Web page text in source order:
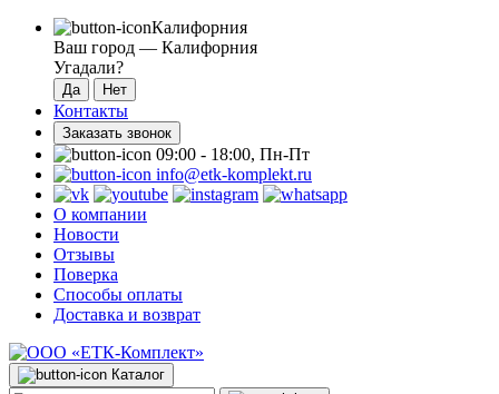
Калифорния
Ваш город — Калифорния
Угадали?
Контакты
Заказать звонок
09:00 - 18:00, Пн-Пт
info@etk-komplekt.ru
О компании
Новости
Отзывы
Поверка
Способы оплаты
Доставка и возврат
Каталог